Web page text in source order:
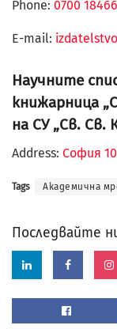
Phone: 0700 18466
Е-mail:
Научните
книжарница
на СУ „Св. Св.
Address: София
Tags Академична
Последвайте